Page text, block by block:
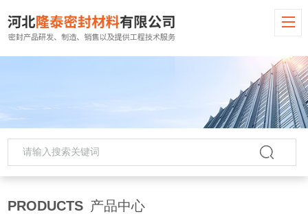
PRODUCTS 产品中心